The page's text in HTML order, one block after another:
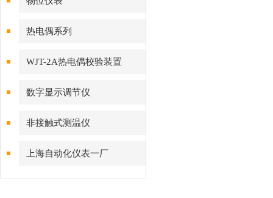
热电偶系列
WJT-2A热电偶校验装置
数字显示调节仪
非接触式测温仪
上海自动化仪表一厂